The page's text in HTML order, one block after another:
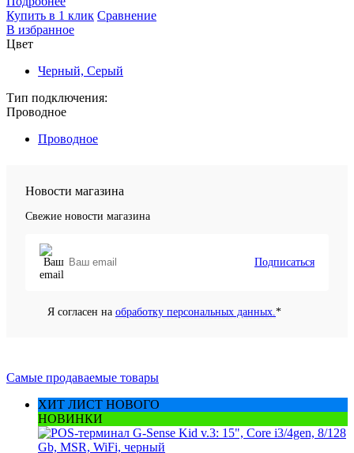
Купить в 1 клик Сравнение
В избранное
Цвет
Черный, Серый
Тип подключения:
Проводное
Проводное
Новости магазина
Свежие новости магазина
Подписаться
Я согласен на обработку персональных данных. *
Самые продаваемые товары
ХИТ ЛИСТ НОВОГО
НОВИНКИ